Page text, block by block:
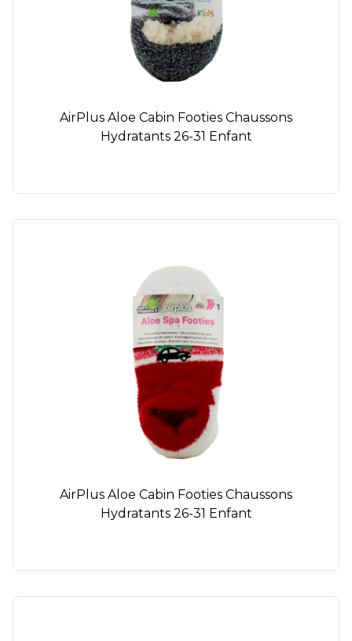
AirPlus Aloe Cabin Footies Chaussons
Hydratants 26-31 Enfant
AirPlus Aloe Cabin Footies Chaussons
Hydratants 26-31 Enfant